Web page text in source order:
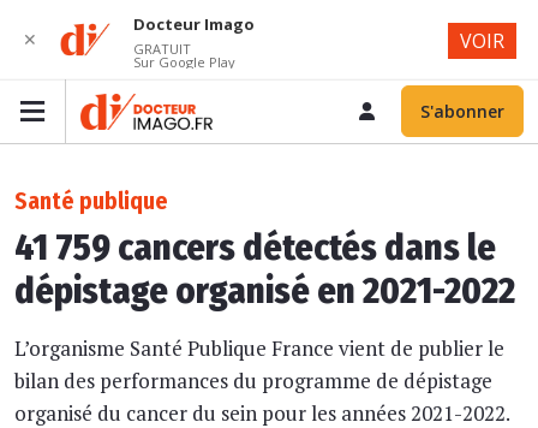
S'abonner
Santé publique
41 759 cancers détectés dans le
dépistage organisé en 2021-2022
L’organisme Santé Publique France vient de publier le
bilan des performances du programme de dépistage
organisé du cancer du sein pour les années 2021-2022.
✕
Docteur Imago
GRATUIT
Sur Google Play
VOIR